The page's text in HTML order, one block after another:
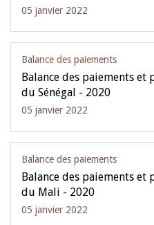
05 janvier 2022
Balance des paiements
Balance des paiements
du Sénégal - 2020
05 janvier 2022
Balance des paiements
Balance des paiements
du Mali - 2020
05 janvier 2022